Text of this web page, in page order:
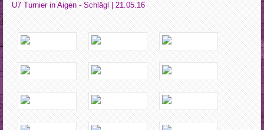
U7 Turnier in Aigen - Schlägl | 21.05.16